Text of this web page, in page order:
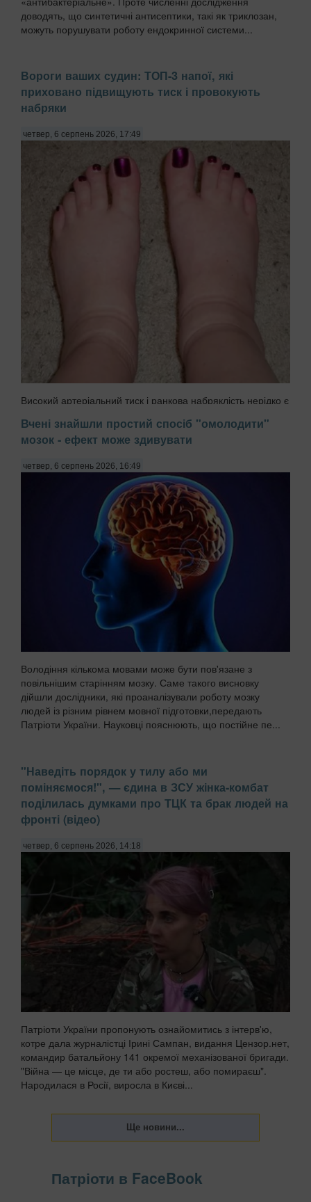
доводять, що синтетичні антисептики, такі як триклозан,
можуть порушувати роботу ендокринної системи...
Вороги ваших судин: ТОП-3 напої, які
приховано підвищують тиск і провокують
набряки
четвер, 6 серпень 2026, 17:49
Високий артеріальний тиск і ранкова набряклість нерідко є
цілком безпечними. На першому місці в цьому списку
знаходяться солодкі пакетовані соки та холодні чаї з
Вчені знайшли простий спосіб "омолодити"
мозок - ефект може здивувати
четвер, 6 серпень 2026, 16:49
Володіння кількома мовами може бути пов'язане з
повільнішим старінням мозку. Саме такого висновку
дійшли дослідники, які проаналізували роботу мозку
людей із різним рівнем мовної підготовки,передають
Патріоти України. Науковці пояснюють, що постійне пе...
"Наведіть порядок у тилу або ми
поміняємося!", — єдина в ЗСУ жінка-комбат
поділилась думками про ТЦК та брак людей на
фронті (відео)
четвер, 6 серпень 2026, 14:18
Патріоти України пропонують ознайомитись з інтерв'ю,
котре дала журналістці Ірині Сампан, видання Цензор.нет,
командир батальйону 141 окремої механізованої бригади.
"Війна — це місце, де ти або ростеш, або помираєш".
Народилася в Росії, виросла в Києві...
Патріоти в FaceBook